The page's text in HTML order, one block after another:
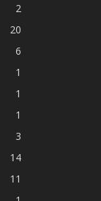
2
20
6
1
1
1
3
14
11